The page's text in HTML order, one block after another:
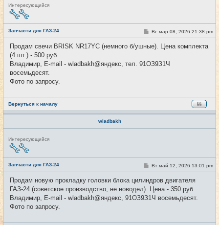
Н
е
в
т
и
Интересующийся
Запчасти для ГАЗ-24 #52
С
о
б
е
н
Вс мар 08, 2026 21:38 pm
Продам свечи BRISK NR17YC (немного б/ушные). Цена комплекта
(4 шт.) - 500 руб.
Владимир, E-mail - wladbakh@яндекс, тел. 91ОЗ9З1Ч
восемьдесят.
Фото по запросу.
Вернуться к началу
wladbakh
Н
е
в
т
и
Интересующийся
Запчасти для ГАЗ-24 #53
С
о
б
е
н
Вт май 12, 2026 13:01 pm
Продам новую прокладку головки блока цилиндров двигателя
ГАЗ-24 (советское производство, не новодел). Цена - 350 руб.
Владимир, E-mail - wladbakh@яндекс, 91ОЗ9З1Ч восемьдесят.
Фото по запросу.